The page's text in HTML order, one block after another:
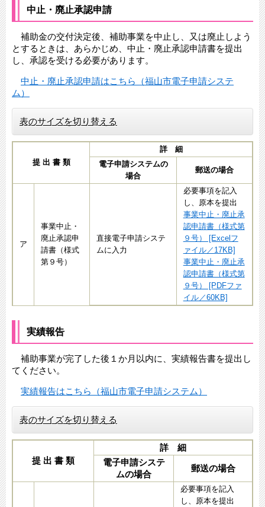
中止・廃止承認申請
補助金の交付決定後、補助事業を中止し、又は廃止しよう
とするときは、あらかじめ、中止・廃止承認申請書を提出
し、承認を受ける必要があります。
中止・廃止承認申請はこちら（福山市電子申請システ
ム）
表のサイズを切り替える
提 出 書 類
詳 細
電子申請システムの
場合
郵送の場合
ア
事業中止・
廃止承認申
請書（様式
第９号）
直接電子申請システ
ムに入力
必要事項を記入
し、原本を提出
事業中止・廃止承
認申請書（様式第
９号） [Excelフ
ァイル／17KB]
事業中止・廃止承
認申請書（様式第
９号） [PDFファ
イル／60KB]
実績報告
補助事業が完了した後１か月以内に、実績報告書を提出し
てください。
実績報告はこちら（福山市電子申請システム）
表のサイズを切り替える
提 出 書 類
詳 細
電子申請システ
ムの場合
郵送の場合
必要事項を記入
し、原本を提出